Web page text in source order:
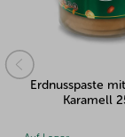
Erdnusspaste
Karamell